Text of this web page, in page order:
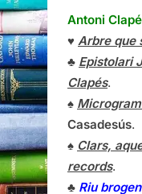
Antoni
♥ Arbre que
♣ Epistolari
Clapés.
♠
Casadesús.
♠ Clars,
records.
♣ Riu